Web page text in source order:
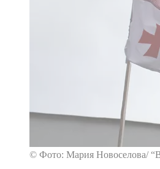
© Фото: Мария Новоселова/